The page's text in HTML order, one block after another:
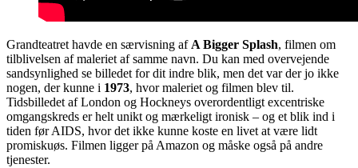
Grandteatret havde en særvisning af A Bigger Splash, filmen om
tilblivelsen af maleriet af samme navn. Du kan med overvejende
sandsynlighed se billedet for dit indre blik, men det var der jo ikke
nogen, der kunne i 1973, hvor maleriet og filmen blev til.
Tidsbilledet af London og Hockneys overordentligt excentriske
omgangskreds er helt unikt og mærkeligt ironisk – og et blik ind i
tiden før AIDS, hvor det ikke kunne koste en livet at være lidt
promiskuøs. Filmen ligger på Amazon og måske også på andre
tjenester.